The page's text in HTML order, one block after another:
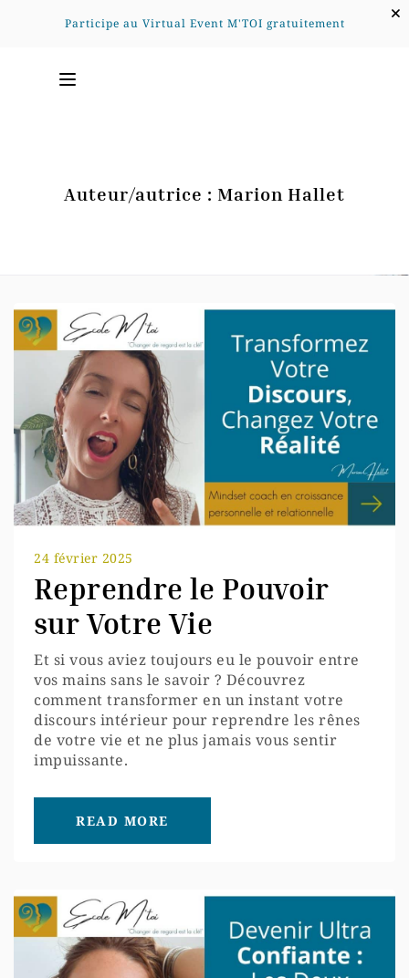
Participe au Virtual Event M'TOI gratuitement
Auteur/autrice : Marion Hallet
24 février 2025
Reprendre le Pouvoir
sur Votre Vie
Et si vous aviez toujours eu le pouvoir entre
vos mains sans le savoir ? Découvrez
comment transformer en un instant votre
discours intérieur pour reprendre les rênes
de votre vie et ne plus jamais vous sentir
impuissante.
READ MORE